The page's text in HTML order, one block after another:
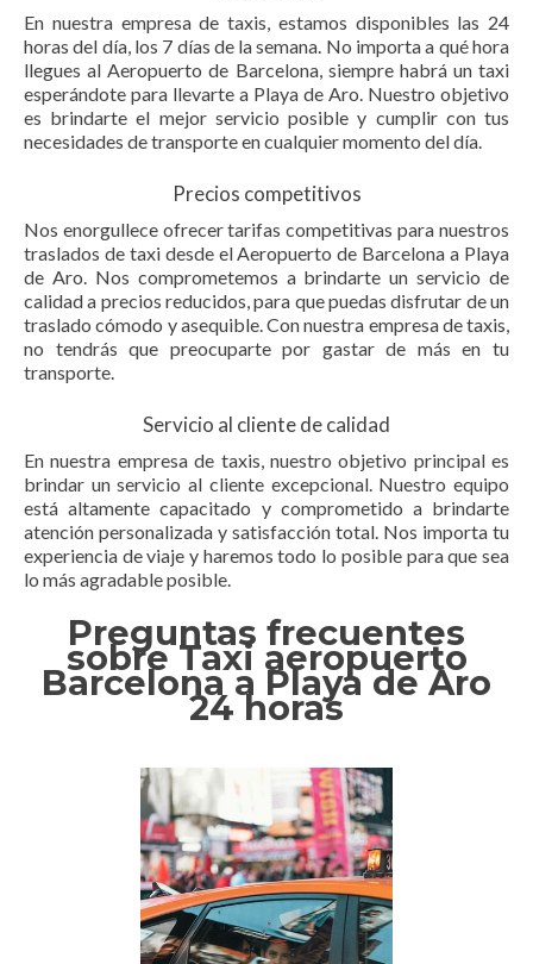
En nuestra empresa de taxis, estamos disponibles las 24
horas del día, los 7 días de la semana. No importa a qué hora
llegues al Aeropuerto de Barcelona, siempre habrá un taxi
esperándote para llevarte a Playa de Aro. Nuestro objetivo
es brindarte el mejor servicio posible y cumplir con tus
necesidades de transporte en cualquier momento del día.
Precios competitivos
Nos enorgullece ofrecer tarifas competitivas para nuestros
traslados de taxi desde el Aeropuerto de Barcelona a Playa
de Aro. Nos comprometemos a brindarte un servicio de
calidad a precios reducidos, para que puedas disfrutar de un
traslado cómodo y asequible. Con nuestra empresa de taxis,
no tendrás que preocuparte por gastar de más en tu
transporte.
Servicio al cliente de calidad
En nuestra empresa de taxis, nuestro objetivo principal es
brindar un servicio al cliente excepcional. Nuestro equipo
está altamente capacitado y comprometido a brindarte
atención personalizada y satisfacción total. Nos importa tu
experiencia de viaje y haremos todo lo posible para que sea
lo más agradable posible.
Preguntas frecuentes
sobre Taxi aeropuerto
Barcelona a Playa de Aro
24 horas